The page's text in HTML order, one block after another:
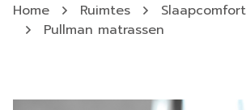
Home Ruimtes Slaapcomfort
Pullman matrassen